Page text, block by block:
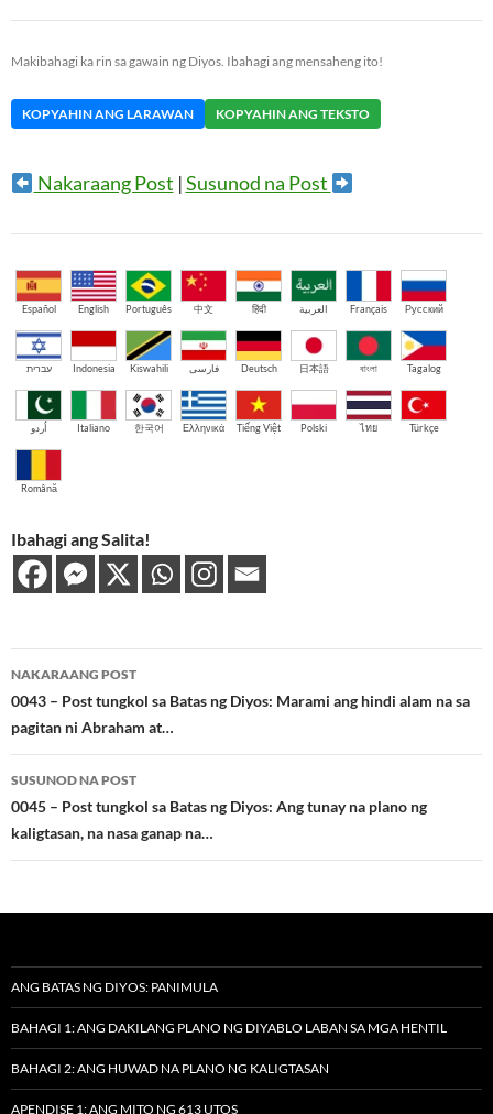
Makibahagi ka rin sa gawain ng Diyos. Ibahagi ang mensaheng ito!
KOPYAHIN ANG LARAWAN KOPYAHIN ANG TEKSTO
Nakaraang Post |Susunod na Post
Español English Português 中文 हिंदी العربية Français Русский
עברית Indonesia Kiswahili فارسی Deutsch 日本語 বাংলা Tagalog
اُردو Italiano 한국어 Ελληνικά Tiếng Việt Polski ไทย Türkçe
Română
Ibahagi ang Salita!
Post
navigation
NAKARAANG POST
0043 – Post tungkol sa Batas ng Diyos: Marami ang hindi alam na sa
pagitan ni Abraham at…
SUSUNOD NA POST
0045 – Post tungkol sa Batas ng Diyos: Ang tunay na plano ng
kaligtasan, na nasa ganap na…
ANG BATAS NG DIYOS: PANIMULA
BAHAGI 1: ANG DAKILANG PLANO NG DIYABLO LABAN SA MGA HENTIL
BAHAGI 2: ANG HUWAD NA PLANO NG KALIGTASAN
APENDISE 1: ANG MITO NG 613 UTOS